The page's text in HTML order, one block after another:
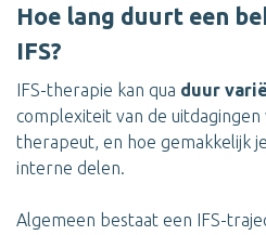
Hoe lang duurt een
IFS?
IFS-therapie kan qua duur
complexiteit van de
therapeut, en hoe gemakkelijk
interne delen.
Algemeen bestaat een IFS-